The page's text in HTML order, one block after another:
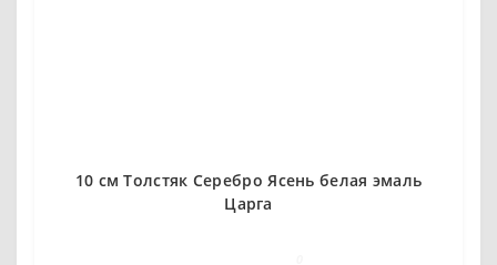
10 см Толстяк Серебро Ясень белая эмаль
Царга